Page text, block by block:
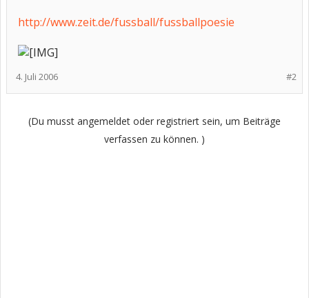
http://www.zeit.de/fussball/fussballpoesie
#2
4. Juli 2006
(Du musst angemeldet oder registriert sein, um Beiträge
verfassen zu können. )